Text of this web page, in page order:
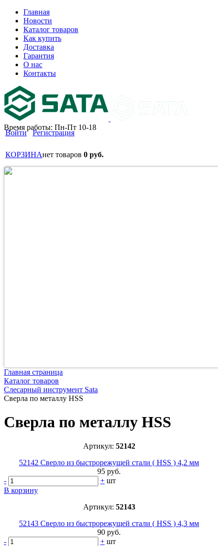
Главная
Новости
Каталог товаров
Как купить
Доставка
Гарантия
О нас
Контакты
Время работы: Пн-Пт 10-18
Войти Регистрация
КОРЗИНАнет товаров 0 руб.
Главная страница
Каталог товаров
Слесарный инструмент Sata
Сверла по металлу HSS
Сверла по металлу HSS
Артикул: 52142
52142 Сверло из быстрорежущей стали ( HSS ) 4,2 мм
95 руб.
-
+ шт
В корзину
Артикул: 52143
52143 Сверло из быстрорежущей стали ( HSS ) 4,3 мм
90 руб.
-
+ шт